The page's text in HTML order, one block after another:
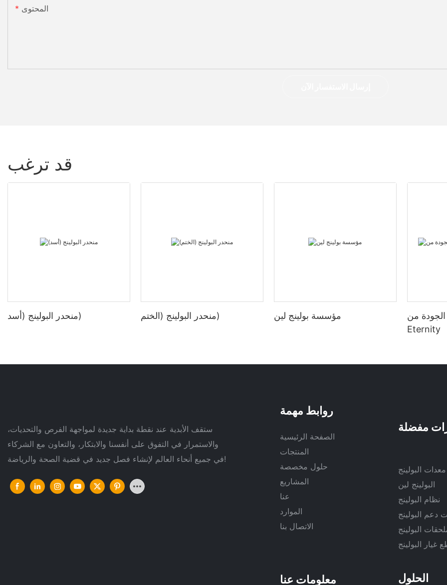
المحتوى
قد ترغب
منحدر البولينج (أسد) منحدر البولينج (الختم) مؤسسة بولينج لين
الجودة من
Eternity
ستقف الأبدية عند نقطة بداية جديدة لمواجهة الفرص والتحديات،
والاستمرار في التفوق على أنفسنا والابتكار، والتعاون مع الشركاء
في جميع أنحاء العالم لإنشاء فصل جديد في قضية الصحة والرياضة!
روابط مهمة
الصفحة الرئيسية
المنتجات
حلول مخصصة
المشاريع
عنا
الموارد
الاتصال بنا
معدات البولينج
البولينج لين
نظام البولينج
دعم البولينج
البولينج
غيار البولينج
الحلول